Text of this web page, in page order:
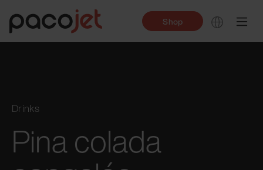
Shop
Drinks
Pina colada